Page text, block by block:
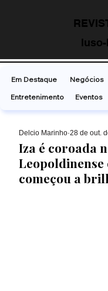
Iza é coroada
Leopoldinense
começou a
Delcio Marinho 28 de out.
Em Destaque Negócios
Entretenimento
Eventos